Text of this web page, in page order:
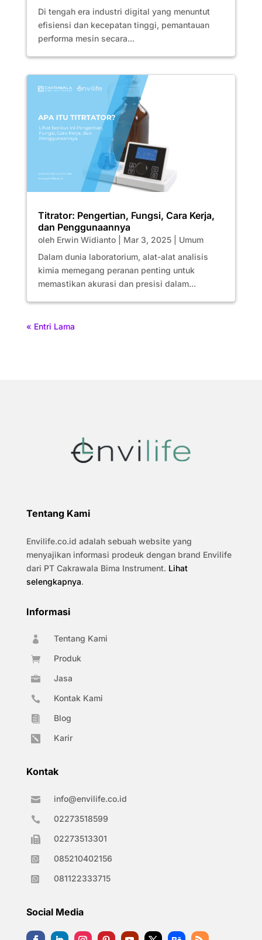
Di tengah era industri digital yang menuntut
efisiensi dan kecepatan tinggi, pemantauan
performa mesin secara...
Titrator: Pengertian, Fungsi, Cara Kerja,
dan Penggunaannya
oleh Erwin Widianto| Mar 3, 2025| Umum
Dalam dunia laboratorium, alat-alat analisis
kimia memegang peranan penting untuk
memastikan akurasi dan presisi dalam...
« Entri Lama
Tentang Kami
Envilife.co.id adalah sebuah website yang
menyajikan informasi prodeuk dengan brand Envilife
dari PT Cakrawala Bima Instrument. Lihat
selengkapnya.
Informasi
 Tentang Kami
 Produk
 Jasa
 Kontak Kami
 Blog
 Karir
Kontak
 info@envilife.co.id
 02273518599
 02273513301
 085210402156
 081122333715
Social Media